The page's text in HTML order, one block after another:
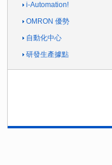
i-Automation!
OMRON 優勢
自動化中心
研發生產據點